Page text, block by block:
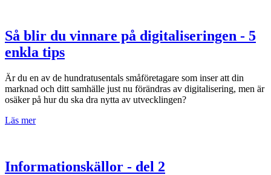
Så blir du vinnare på digitaliseringen - 5
enkla tips
Är du en av de hundratusentals småföretagare som inser att din
marknad och ditt samhälle just nu förändras av digitalisering, men är
osäker på hur du ska dra nytta av utvecklingen?
Läs mer
Informationskällor - del 2